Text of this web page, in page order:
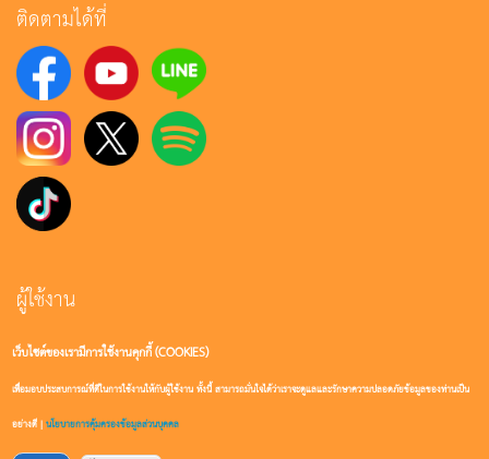
ติดตามได้ที่
ผู้ใช้งาน
เข้าสู่ระบบ
สมัครสมาชิก
เว็บไซต์ของเรามีการใช้งานคุกกี้ (COOKIES)
เพื่อมอบประสบการณ์ที่ดีในการใช้งานให้กับผู้ใช้งาน ทั้งนี้ สามารถมั่นใจได้ว่าเราจะดูแลและรักษาความปลอดภัยข้อมูลของท่านเป็น
อย่างดี |นโยบายการคุ้มครองข้อมูลส่วนบุคคล